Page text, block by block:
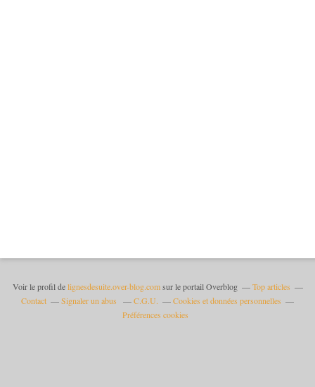
Voir le profil delignesdesuite.over-blog.comsur le portail Overblog
Top articles
Contact
Signaler un abus C.G.U.
Cookies et données personnelles
Préférences cookies